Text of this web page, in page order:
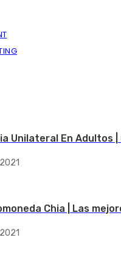
Unilateral En Adultos
Chia | Las